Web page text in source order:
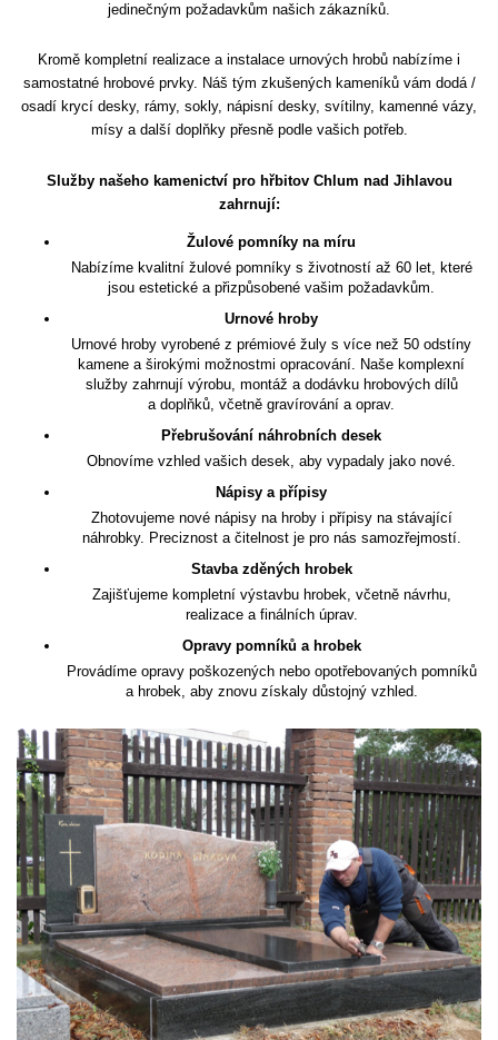
jedinečným požadavkům našich zákazníků.
Kromě kompletní realizace a instalace urnových hrobů nabízíme i
samostatné hrobové prvky. Náš tým zkušených kameníků vám dodá /
osadí krycí desky, rámy, sokly, nápisní desky, svítilny, kamenné vázy,
mísy a další doplňky přesně podle vašich potřeb.
Služby našeho kamenictví pro hřbitov Chlum nad Jihlavou
zahrnují:
Žulové pomníky na míru
Nabízíme kvalitní žulové pomníky s životností až 60 let, které
jsou estetické a přizpůsobené vašim požadavkům.
Urnové hroby
Urnové hroby vyrobené z prémiové žuly s více než 50 odstíny
kamene a širokými možnostmi opracování. Naše komplexní
služby zahrnují výrobu, montáž a dodávku hrobových dílů
a doplňků, včetně gravírování a oprav.
Přebrušování náhrobních desek
Obnovíme vzhled vašich desek, aby vypadaly jako nové.
Nápisy a přípisy
Zhotovujeme nové nápisy na hroby i přípisy na stávající
náhrobky. Preciznost a čitelnost je pro nás samozřejmostí.
Stavba zděných hrobek
Zajišťujeme kompletní výstavbu hrobek, včetně návrhu,
realizace a finálních úprav.
Opravy pomníků a hrobek
Provádíme opravy poškozených nebo opotřebovaných pomníků
a hrobek, aby znovu získaly důstojný vzhled.